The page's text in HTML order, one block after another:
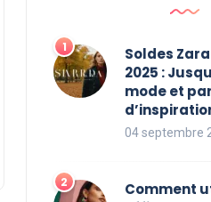
Soldes
2025 :
mode et
04 septembre
Comment